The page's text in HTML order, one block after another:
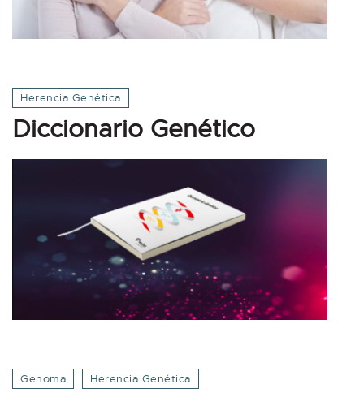
Herencia Genética
Diccionario Genético
Genoma Herencia Genética